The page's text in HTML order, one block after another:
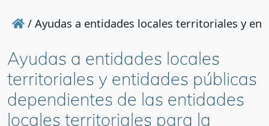
/ Ayudas a entidades locales territoriales y
Ayudas a entidades locales
territoriales y entidades públicas
dependientes de las entidades
locales territoriales para la